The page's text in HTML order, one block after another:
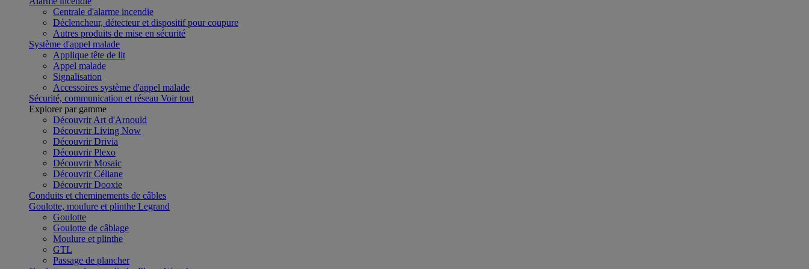
Centrale d'alarme incendie
Déclencheur, détecteur et dispositif pour coupure
Autres produits de mise en sécurité
Système d'appel malade
Applique tête de lit
Appel malade
Signalisation
Accessoires système d'appel malade
Sécurité, communication et réseau Voir tout
Explorer par gamme
Découvrir Art d'Arnould
Découvrir Living Now
Découvrir Drivia
Découvrir Plexo
Découvrir Mosaic
Découvrir Céliane
Découvrir Dooxie
Conduits et cheminements de câbles
Goulotte, moulure et plinthe Legrand
Goulotte
Goulotte de câblage
Moulure et plinthe
GTL
Passage de plancher